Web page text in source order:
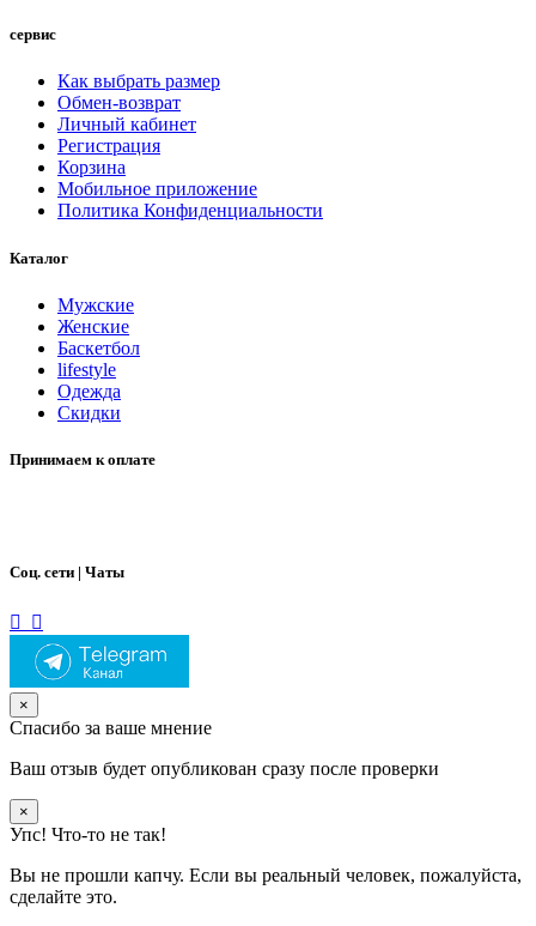
сервис
Как выбрать размер
Обмен-возврат
Личный кабинет
Регистрация
Корзина
Мобильное приложение
Политика Конфиденциальности
Каталог
Мужские
Женские
Баскетбол
lifestyle
Одежда
Скидки
Принимаем к оплате
Соц. сети | Чаты
×
Спасибо за ваше мнение
Ваш отзыв будет опубликован сразу после проверки
×
Упс! Что-то не так!
Вы не прошли капчу. Если вы реальный человек, пожалуйста,
сделайте это.